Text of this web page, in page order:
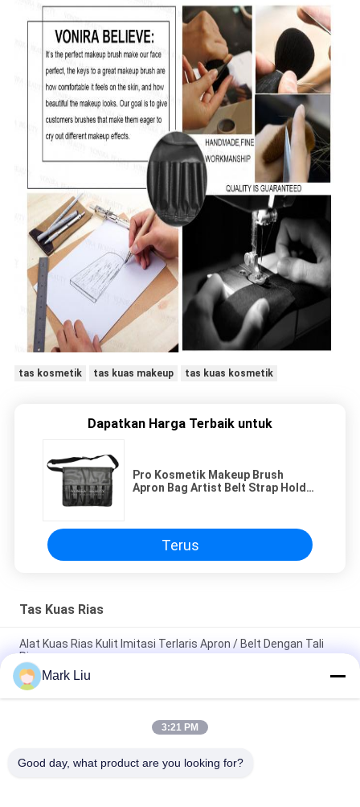
tas kosmetik tas kuas makeup tas kuas kosmetik
Dapatkan Harga Terbaik untuk
Pro Kosmetik Makeup Brush
Apron Bag Artist Belt Strap Holder
Terus
Tas Kuas Rias
Alat Kuas Rias Kulit Imitasi Terlaris Apron / Belt Dengan Tali
Ringan
PU Pensil Kasus Pouch Gelombang Stripe Zipper Penutupan
Travel Tas Kosmetik Makeup Lucu Pena Alat Tulis
Kuas Makeup profesional Roll Pouch Perlengkapan Mandi Pen
Mark Liu
3:21 PM
Good day, what product are you looking for?